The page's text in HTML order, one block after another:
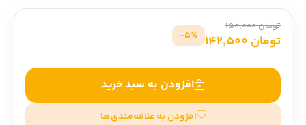
تومان 150,000
تومان 142,500 5٪-
افزودن به سبد خرید
افزودن به علاقه‌مندی‌ها